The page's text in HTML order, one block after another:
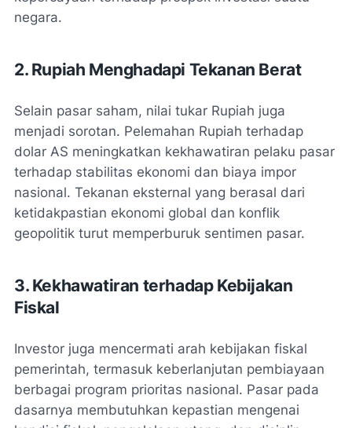
negara.
2. Rupiah Menghadapi Tekanan Berat
Selain pasar saham, nilai tukar Rupiah juga
menjadi sorotan. Pelemahan Rupiah terhadap
dolar AS meningkatkan kekhawatiran pelaku pasar
terhadap stabilitas ekonomi dan biaya impor
nasional. Tekanan eksternal yang berasal dari
ketidakpastian ekonomi global dan konflik
geopolitik turut memperburuk sentimen pasar.
3. Kekhawatiran terhadap Kebijakan
Fiskal
Investor juga mencermati arah kebijakan fiskal
pemerintah, termasuk keberlanjutan pembiayaan
berbagai program prioritas nasional. Pasar pada
dasarnya membutuhkan kepastian mengenai